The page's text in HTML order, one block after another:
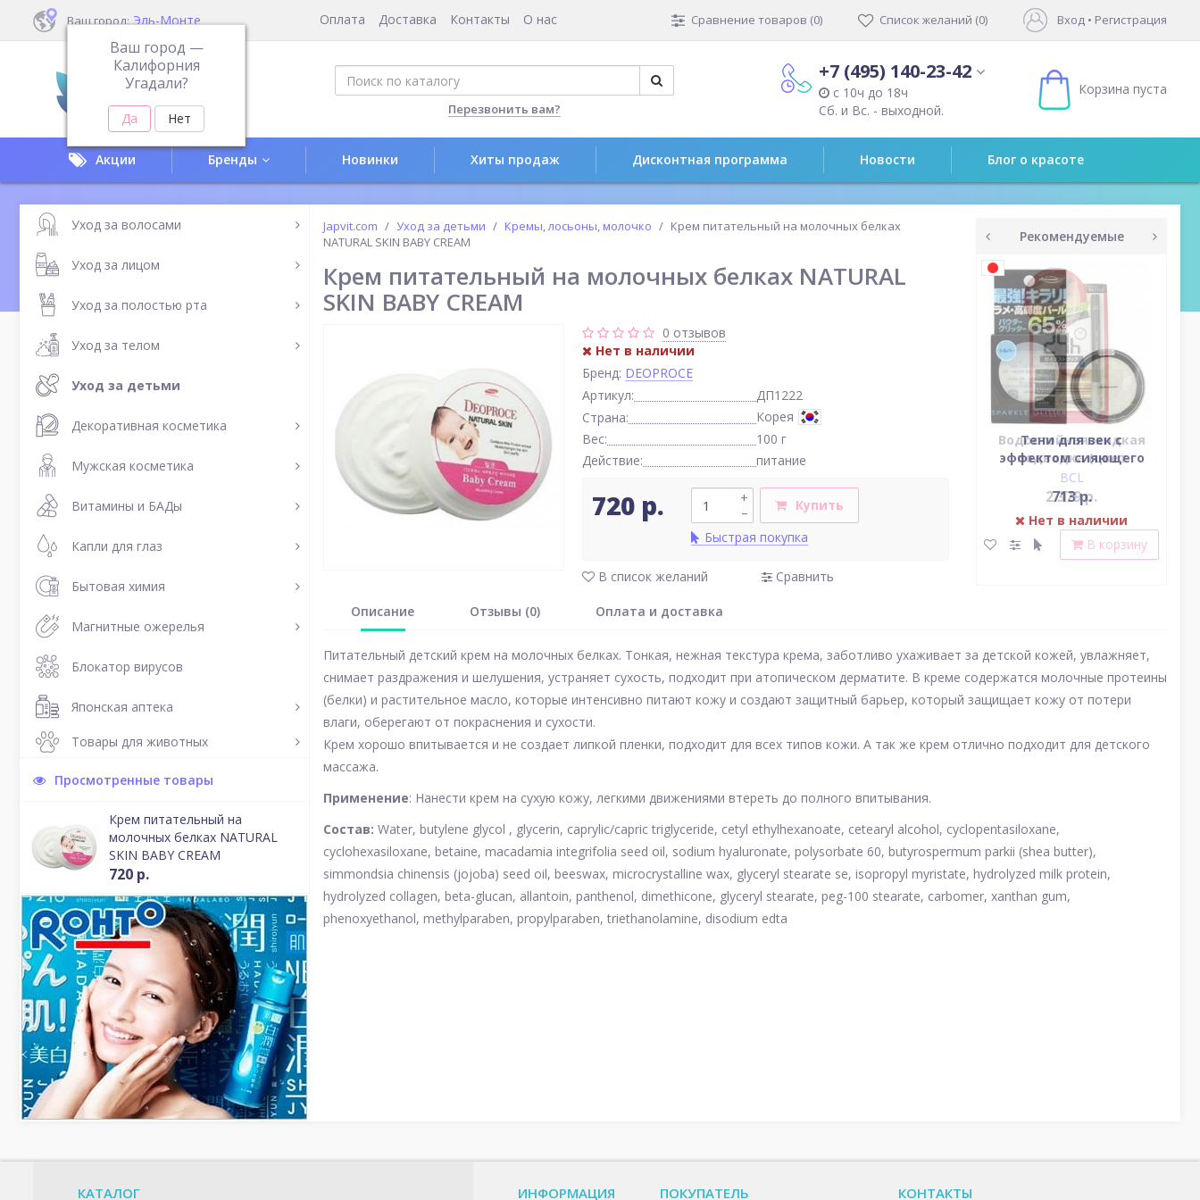
Ваш город: Эль-Монте
Ваш город —
Калифорния
Угадали?
Оплата Доставка Контакты О нас Сравнение товаров (0) Список желаний (0) Вход • Регистрация
Перезвонить вам?
+7 (495) 140-23-42
с 10ч до 18ч
Сб. и Вс. - выходной.
Корзина пуста
Акции Бренды Новинки Хиты продаж Дисконтная программа Новости Блог о красоте
Уход за волосами
Уход за лицом
Уход за полостью рта
Уход за телом
Уход за детьми
Декоративная косметика
Мужская косметика
Витамины и БАДы
Капли для глаз
Бытовая химия
Магнитные ожерелья
Блокатор вирусов
Японская аптека
Товары для животных
Просмотренные товары
Крем питательный на
молочных белках NATURAL
SKIN BABY CREAM
720 р.
Japvit.com Уход за детьми Кремы, лосьоны, молочко
Крем питательный на молочных белках
NATURAL SKIN BABY CREAM
Крем питательный на молочных белках NATURAL
SKIN BABY CREAM
0 отзывов
Нет в наличии
Бренд: DEOPROCE
Артикул:
ДП1222
Страна:
Корея
Вес:
100 г
Действие:
питание
720 р. –
+
Купить
Быстрая покупка
В список желаний Сравнить
Рекомендуемые
Водостойкая жидкая
подводка (цвет
насыщенный черный)
BCL
2 379 р.
Нет в наличии
В корзину
Тени для век c
эффектом сияющего
блеска (серебро)
BCL
713 р.
Нет в наличии
В корзину
Описание Отзывы (0) Оплата и доставка
Питательный детский крем на молочных белках. Тонкая, нежная текстура крема, заботливо ухаживает за детской кожей, увлажняет,
снимает раздражения и шелушения, устраняет сухость, подходит при атопическом дерматите. В креме содержатся молочные протеины
(белки) и растительное масло, которые интенсивно питают кожу и создают защитный барьер, который защищает кожу от потери
влаги, оберегают от покраснения и сухости.
Крем хорошо впитывается и не создает липкой пленки, подходит для всех типов кожи. А так же крем отлично подходит для детского
массажа.
Применение: Нанести крем на сухую кожу, легкими движениями втереть до полного впитывания.
Состав: Water, butylene glycol , glycerin, caprylic/capric triglyceride, cetyl ethylhexanoate, cetearyl alcohol, cyclopentasiloxane,
cyclohexasiloxane, betaine, macadamia integrifolia seed oil, sodium hyaluronate, polysorbate 60, butyrospermum parkii (shea butter),
simmondsia chinensis (jojoba) seed oil, beeswax, microcrystalline wax, glyceryl stearate se, isopropyl myristate, hydrolyzed milk protein,
hydrolyzed collagen, beta-glucan, allantoin, panthenol, dimethicone, glyceryl stearate, peg-100 stearate, carbomer, xanthan gum,
phenoxyethanol, methylparaben, propylparaben, triethanolamine, disodium edta
КАТАЛОГ ИНФОРМАЦИЯ ПОКУПАТЕЛЬ КОНТАКТЫ